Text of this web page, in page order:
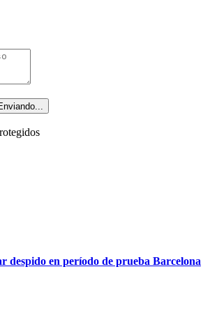
despido en período de prueba Barcelona